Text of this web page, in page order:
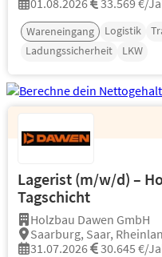
01.08.2026
33.569 €/
Wareneingang Logistik
Ladungssicherheit
LKW
Lagerist (m/w/d) –
Tagschicht
Holzbau Dawen GmbH
Saarburg, Saar,
31.07.2026
30.645 €/